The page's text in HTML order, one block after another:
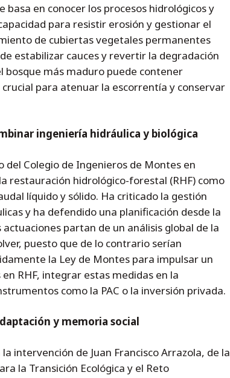
en conocer los procesos hidrológicos y
para resistir erosión y gestionar el
de cubiertas vegetales permanentes
estabilizar cauces y revertir la degradación
bosque más maduro puede contener
para atenuar la escorrentía y conservar
ingeniería hidráulica y biológica
del Colegio de Ingenieros de Montes en
restauración hidrológico-forestal (RHF) como
líquido y sólido. Ha criticado la gestión
y ha defendido una planificación desde la
partan de un análisis global de la
puesto que de lo contrario serían
la Ley de Montes para impulsar un
RHF, integrar estas medidas en la
como la PAC o la inversión privada.
y memoria social
intervención de Juan Francisco Arrazola, de la
la Transición Ecológica y el Reto